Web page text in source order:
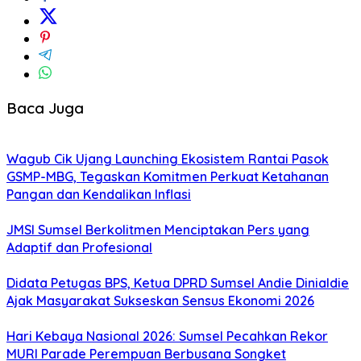
Baca Juga
Wagub Cik Ujang Launching Ekosistem Rantai Pasok
GSMP-MBG, Tegaskan Komitmen Perkuat Ketahanan
Pangan dan Kendalikan Inflasi
JMSI Sumsel Berkolitmen Menciptakan Pers yang
Adaptif dan Profesional
Didata Petugas BPS, Ketua DPRD Sumsel Andie Dinialdie
Ajak Masyarakat Sukseskan Sensus Ekonomi 2026
Hari Kebaya Nasional 2026: Sumsel Pecahkan Rekor
MURI Parade Perempuan Berbusana Songket